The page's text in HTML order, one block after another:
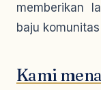
memberikan
baju
Kami